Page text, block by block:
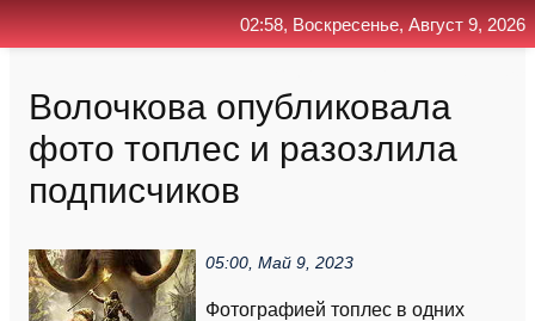
Волочкова опубликовала
фото топлес и разозлила
подписчиков
05:00, Май 9, 2023
Фотографией топлес в одних
02:58, Воскресенье, Август 9, 2026